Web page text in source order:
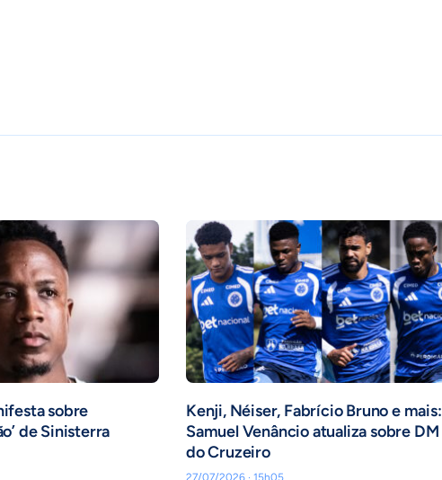
sobre
de Sinisterra
Kenji, Néiser, Fabrício Bruno e mais:
Samuel Venâncio atualiza sobre DM
do Cruzeiro
27/07/2026 · 15h05